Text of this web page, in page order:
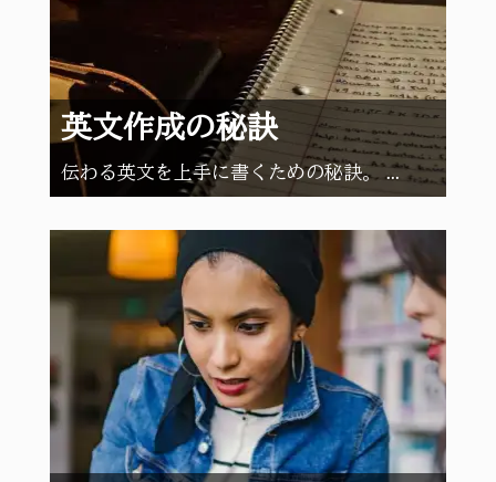
英文作成の秘訣
伝わる英文を上手に書くための秘訣。 ...